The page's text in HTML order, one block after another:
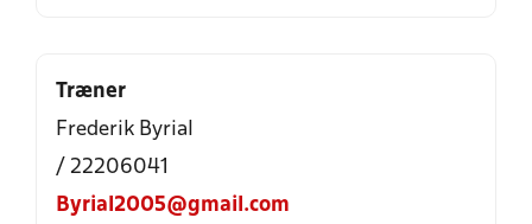
Træner
Frederik Byrial
/ 22206041
Byrial2005@gmail.com